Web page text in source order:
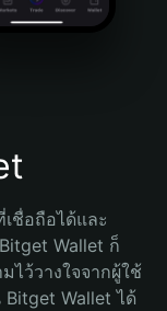
ชื่อถือได้และ
Wallet ก็
ว้วางใจจากผู้ใช้
Wallet ได้